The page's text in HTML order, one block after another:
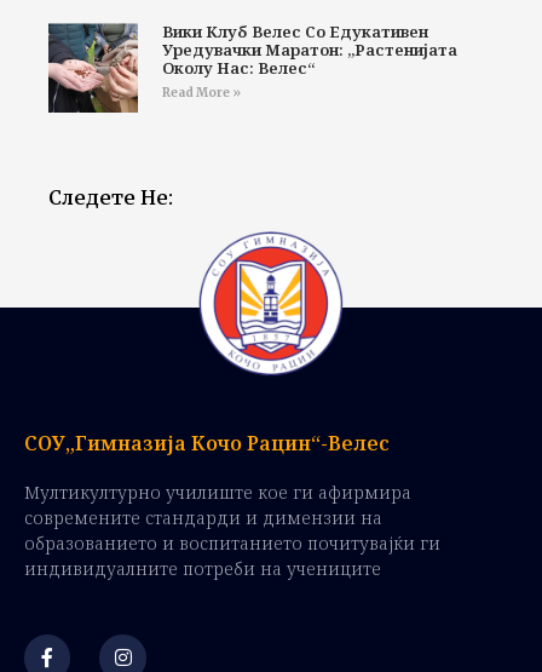
Вики Клуб Велес Со Едукативен
Уредувачки Маратон: „Растенијата
Околу Нас: Велес“
Read More »
Следете Не:
СОУ„Гимназија Кочо Рацин“-Велес
Мултикултурно училиште кое ги афирмира
современите стандарди и димензии на
образованието и воспитанието почитувајќи ги
индивидуалните потреби на учениците